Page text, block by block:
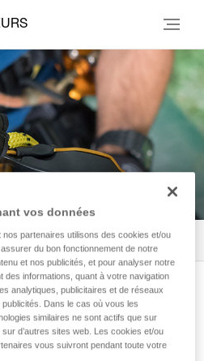
Filtrer
KIT CUSTOM
réversible personnalisable
de mouflage JAG SYSTEM et
I'D
vos données
nos partenaires utilisons des cookies et/ou
du bon fonctionnement de notre
et nos publicités, et pour analyser notre
des informations, quant à votre navigation
analytiques, publicitaires et de réseaux
Dans le cas où vous les
similaires ne sont actifs que sur
d’autres sites web. Les cookies et/ou
vous suivront pendant toute votre